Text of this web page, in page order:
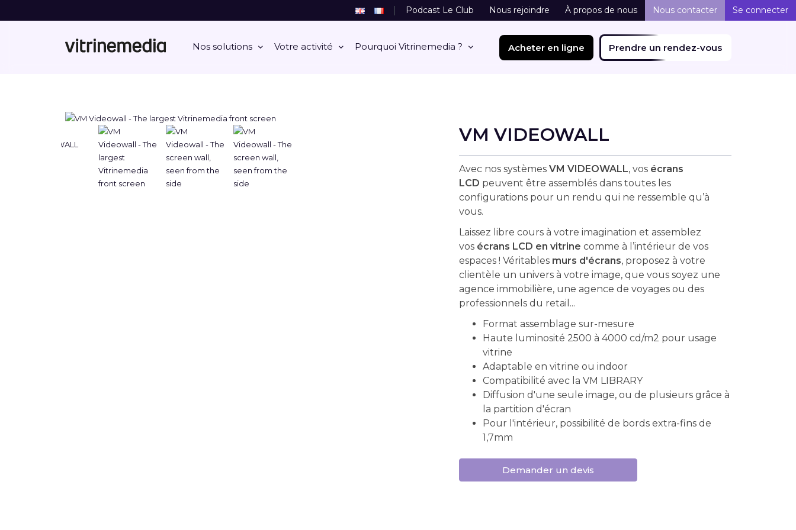
Nos solutions Votre activité Pourquoi Vitrinemedia ? Acheter en ligne Prendre un rendez-vous
Podcast Le Club Nous rejoindre À propos de nous Nous contacter Se connecter
VM VIDEOWALL
Avec nos systèmes VM VIDEOWALL, vos écrans
LCD peuvent être assemblés dans toutes les
configurations pour un rendu qui ne ressemble qu’à
vous.
Laissez libre cours à votre imagination et assemblez
vos écrans LCD en vitrine comme à l’intérieur de vos
espaces ! Véritables murs d'écrans, proposez à votre
clientèle un univers à votre image, que vous soyez une
agence immobilière, une agence de voyages ou des
professionnels du retail...
Format assemblage sur-mesure
Haute luminosité 2500 à 4000 cd/m2 pour usage
vitrine
Adaptable en vitrine ou indoor
Compatibilité avec la VM LIBRARY
Diffusion d'une seule image, ou de plusieurs grâce à
la partition d'écran
Pour l'intérieur, possibilité de bords extra-fins de
1,7mm
Demander un devis